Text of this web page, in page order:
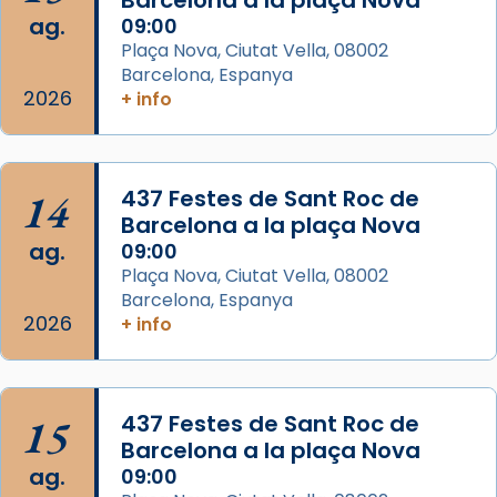
del Sant Pare Lleó XIV a Barcelona, i als
col·laboradors, a la Catedral de Barcelona.
L’arquebisbe de Barcelona, el cardenal Joan
📸 Dr. G. Simón
Photo
View on Facebook · Share
Memòria de les santes Juliana i
Semproniana, verges i màrtirs.
Acompanyant la història de sant Cugat, a
ag.
2026
09:00
Plaça Nova, Ciutat Vella, 08002
Barcelona, Espanya
+ info
14
ag.
2026
437 Festes de Sant Roc de
Barcelona a la plaça Nova
09:00
Plaça Nova, Ciutat Vella, 08002
Barcelona, Espanya
+ info
15
ag.
437 Festes de Sant Roc de
Barcelona a la plaça Nova
09:00